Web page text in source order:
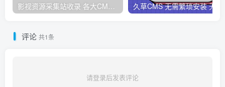
影视资源采集站收录 各大CMS采集资源站网址合集
评论 共1条
请登录后发表评论